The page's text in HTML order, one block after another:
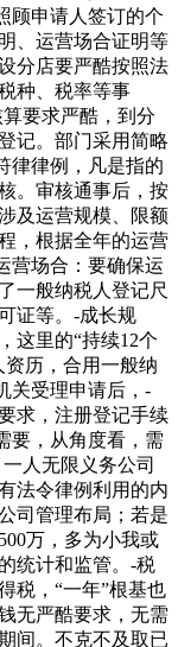
顾申请人签订的个
、运营场合证明等
分店要严酷按照法
种、税率等事
要求严酷，到分
记。部门采用简略
律律例，凡是指的
。审核通事后，按
及运营规模、限额
，根据全年的运营
营场合：要确保运
一般纳税人登记尺
证等。-成长规
这里的“持续12个
历，合用一般纳
关受理申请后，-
求，注册登记手续
要，从角度看，需
人无限义务公司
法令律例利用的内
司管理布局；若是
万，多为小我或
统计和监管。-税
税，“一年”根基也
无严酷要求，无需
间。不克不及取已